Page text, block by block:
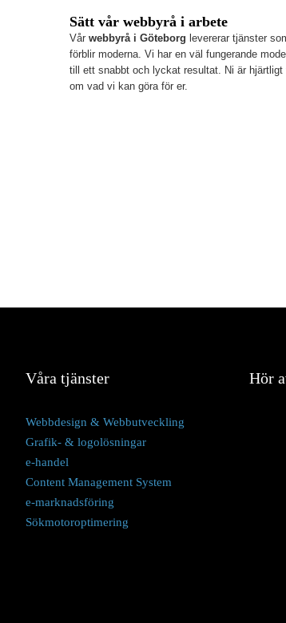
Sätt vår webbyrå i arbete
Vår webbyrå i Göteborg levererar tjänster
förblir moderna. Vi har en väl fungerande
till ett snabbt och lyckat resultat. Ni är
om vad vi kan göra för er.
Våra tjänster
Webbdesign & Webbutveckling
Grafik- & logolösningar
e-handel
Content Management System
e-marknadsföring
Sökmotoroptimering
Hör